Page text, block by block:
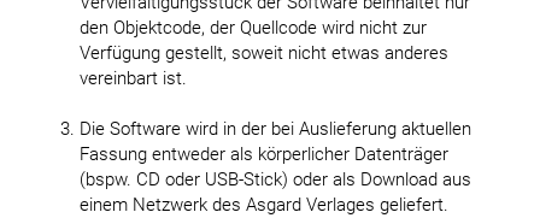
den Objektcode, der Quellcode wird nicht zur
Verfügung gestellt, soweit nicht etwas anderes
vereinbart ist.
Die Software wird in der bei Auslieferung aktuellen
Fassung entweder als körperlicher Datenträger
(bspw. CD oder USB-Stick) oder als Download aus
einem Netzwerk des Asgard Verlages geliefert.